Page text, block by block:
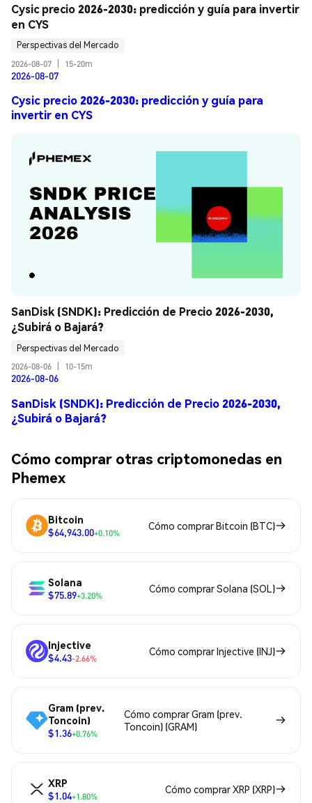
Cysic precio 2026-2030: predicción y guía para invertir
en CYS
Perspectivas del Mercado
2026-08-07
15-20m
2026-08-07
Cysic precio 2026-2030: predicción y guía para
invertir en CYS
SanDisk (SNDK): Predicción de Precio 2026-2030,
¿Subirá o Bajará?
Perspectivas del Mercado
2026-08-06
10-15m
2026-08-06
SanDisk (SNDK): Predicción de Precio 2026-2030,
¿Subirá o Bajará?
Cómo comprar otras criptomonedas en
Phemex
Bitcoin
$64,943.00+0.10%
Cómo comprar Bitcoin (BTC)
Solana
$75.89+3.20%
Cómo comprar Solana (SOL)
Injective
$4.43-2.66%
Cómo comprar Injective (INJ)
Gram (prev.
Toncoin)
$1.36+0.76%
Cómo comprar Gram (prev.
Toncoin) (GRAM)
XRP
$1.04+1.80%
Cómo comprar XRP (XRP)